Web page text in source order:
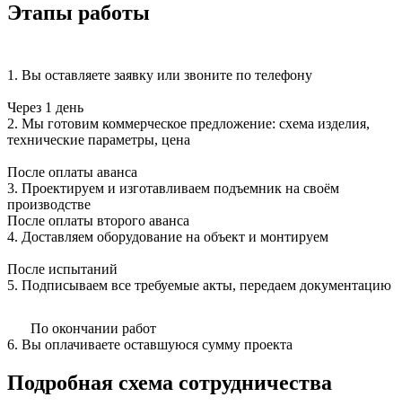
Этапы работы
1. Вы оставляете заявку или звоните по телефону
Через 1 день
2. Мы готовим коммерческое предложение: схема изделия,
технические параметры, цена
После оплаты аванса
3. Проектируем и изготавливаем подъемник на своём
производстве
После оплаты второго аванса
4. Доставляем оборудование на объект и монтируем
После испытаний
5. Подписываем все требуемые акты, передаем документацию
По окончании работ
6. Вы оплачиваете оставшуюся сумму проекта
Подробная схема сотрудничества